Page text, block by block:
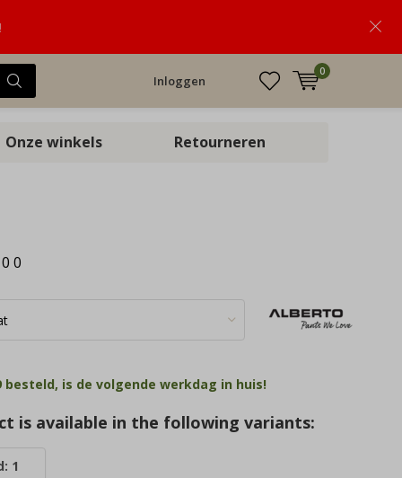
Inloggen
0
Onze winkels Retourneren
0 0
besteld, is de volgende werkdag in huis!
is available in the following variants:
1